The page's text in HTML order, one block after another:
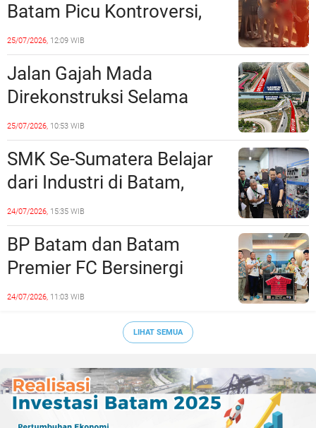
Batam Picu Kontroversi,
Dinilai Bermuatan Sensual
25/07/2026, 12:09 WIB
Jalan Gajah Mada
Direkonstruksi Selama
Empat Minggu, Ini Skema
Rekayasa Lalu Lintasnya
25/07/2026, 10:53 WIB
SMK Se-Sumatera Belajar
dari Industri di Batam,
Siapkan Lulusan Siap Kerja
Era Digital
24/07/2026, 15:35 WIB
BP Batam dan Batam
Premier FC Bersinergi
Cetak Generasi Emas
24/07/2026, 11:03 WIB
LIHAT SEMUA